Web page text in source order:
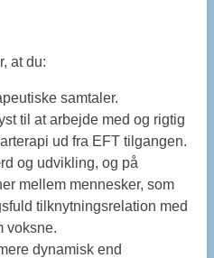
at du:
samtaler.
til at arbejde med og rigtig
ud fra EFT tilgangen.
og udvikling, og på
mellem mennesker, som
tilknytningsrelation med
voksne.
dynamisk end